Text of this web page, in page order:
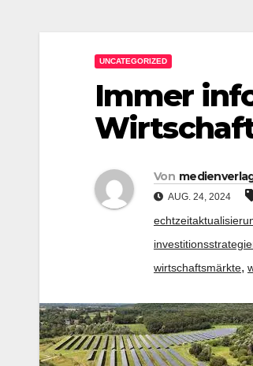
UNCATEGORIZED
Immer
Von
AUG. 24, 2024
wirtschaftsmärkte,